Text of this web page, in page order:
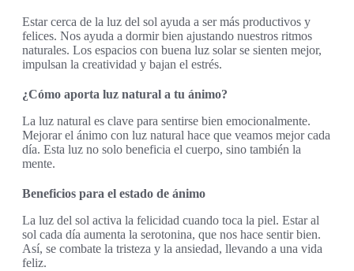
Estar cerca de la luz del sol ayuda a ser más productivos y
felices. Nos ayuda a dormir bien ajustando nuestros ritmos
naturales. Los espacios con buena luz solar se sienten mejor,
impulsan la creatividad y bajan el estrés.
¿Cómo aporta luz natural a tu ánimo?
La luz natural es clave para sentirse bien emocionalmente.
Mejorar el ánimo con luz natural hace que veamos mejor cada
día. Esta luz no solo beneficia el cuerpo, sino también la
mente.
Beneficios para el estado de ánimo
La luz del sol activa la felicidad cuando toca la piel. Estar al
sol cada día aumenta la serotonina, que nos hace sentir bien.
Así, se combate la tristeza y la ansiedad, llevando a una vida
feliz.